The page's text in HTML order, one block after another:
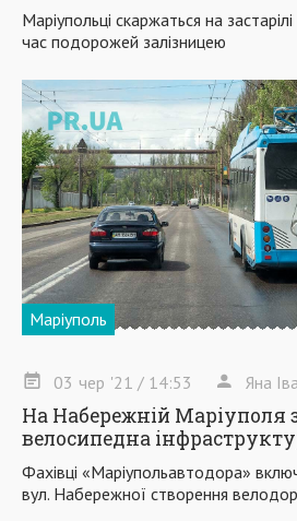
Маріупольці скаржаться на
час подорожей залізницею
Маріуполь
03 чер '21 / 14:53 Яна
На Набережній Маріуполя
велосипедна
Фахівці «Маріупольавтодора»
вул. Набережної створення